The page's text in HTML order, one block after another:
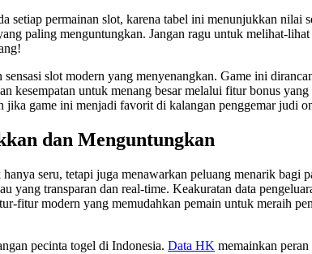
setiap permainan slot, karena tabel ini menunjukkan
paling menguntungkan. Jangan ragu untuk melihat-
slot modern yang menyenangkan. Game ini
kesempatan untuk menang besar melalui fitur bonus
game ini menjadi favorit di kalangan penggemar judi
dan Menguntungkan
seru, tetapi juga menawarkan peluang menarik bagi
yang transparan dan real-time. Keakuratan data
fitur modern yang memudahkan pemain untuk meraih
pecinta togel di Indonesia. Data HK memainkan